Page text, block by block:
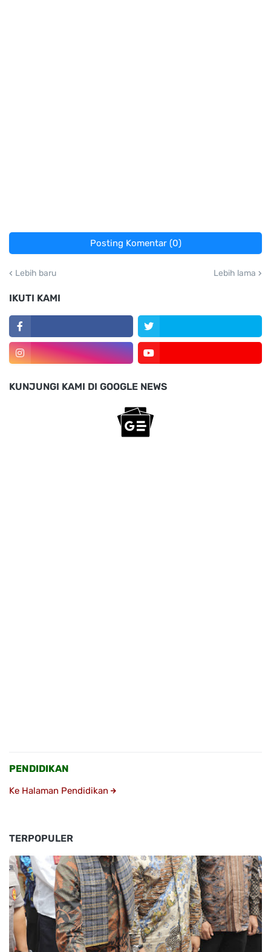
Posting Komentar (0)
Lebih baru Lebih lama
IKUTI KAMI
KUNJUNGI KAMI DI GOOGLE NEWS
PENDIDIKAN
Ke Halaman Pendidikan
TERPOPULER